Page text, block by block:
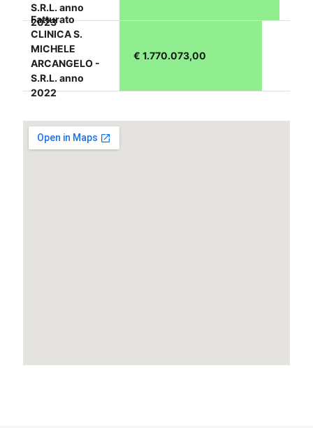
S.R.L. anno
2023
Fatturato
CLINICA S.
MICHELE
ARCANGELO -
S.R.L. anno
2022
€ 1.770.073,00